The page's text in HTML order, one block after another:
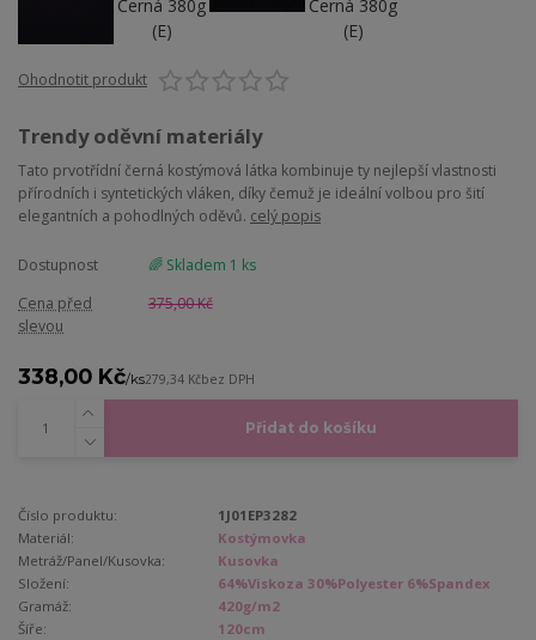
Ohodnotit produkt
Trendy oděvní materiály
Tato prvotřídní černá kostýmová látka kombinuje ty nejlepší vlastnosti
přírodních i syntetických vláken, díky čemuž je ideální volbou pro šití
elegantních a pohodlných oděvů. celý popis
Dostupnost
🌈 Skladem 1 ks
Cena před
slevou
375,00 Kč
338,00 Kč/ks279,34 Kčbez DPH
Přidat do košíku
Číslo produktu:
1J01EP3282
Materiál:
Kostýmovka
Metráž/Panel/Kusovka:
Kusovka
Složení:
64%Viskoza 30%Polyester 6%Spandex
Gramáž:
420g/m2
Šíře:
120cm